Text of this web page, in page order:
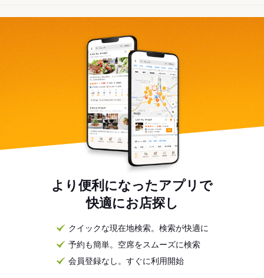
より便利になったアプリで
快適にお店探し
クイックな現在地検索。検索が快適に
予約も簡単。空席をスムーズに検索
会員登録なし。すぐに利用開始